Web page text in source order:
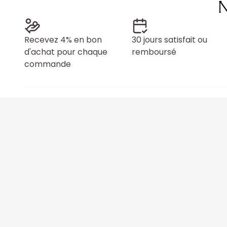
Recevez 4% en bon
d'achat pour chaque
commande
30 jours satisfait ou
remboursé